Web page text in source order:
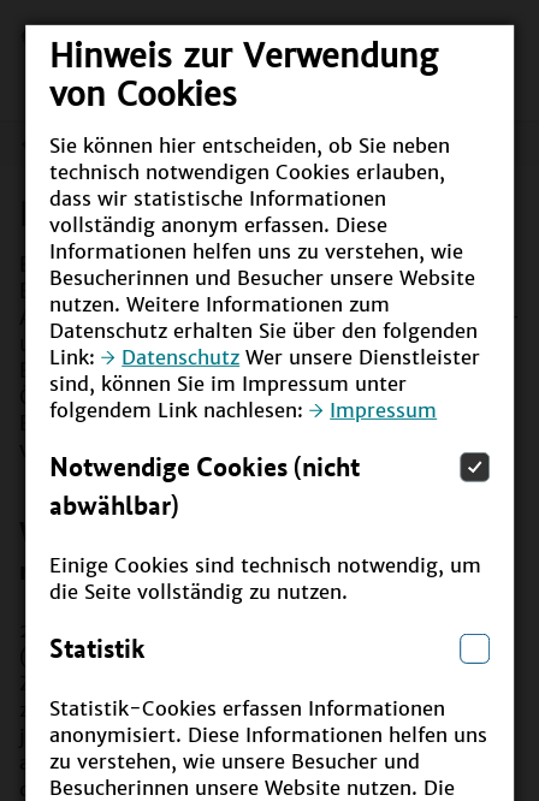
Hinweis zur Verwendung
von Cookies
Sie können hier entscheiden, ob Sie neben
technisch notwendigen Cookies erlauben,
dass wir statistische Informationen
vollständig anonym erfassen. Diese
Informationen helfen uns zu verstehen, wie
Besucherinnen und Besucher unsere Website
nutzen. Weitere Informationen zum
Datenschutz erhalten Sie über den folgenden
Link:
Datenschutz Wer unsere Dienstleister
sind, können Sie im Impressum unter
folgendem Link nachlesen:
Impressum
Notwendige Cookies (nicht
abwählbar)
Einige Cookies sind technisch notwendig, um
die Seite vollständig zu nutzen.
Statistik
Statistik-Cookies erfassen Informationen
anonymisiert. Diese Informationen helfen uns
zu verstehen, wie unsere Besucher und
Besucherinnen unsere Website nutzen. Die
Rheinland-Pfalz
Rheinland-Pfalz
BNE wird im formalen und non-formalen
Bildungsbereich seit vielen Jahren als zentrale
Aufgabe verstanden und ist in eng mit der Umwelt-
und Klimabildung, dem Globalen Lernen bzw. der
Entwicklungspolitischen Bildungsarbeit, der
Ökonomischen und Verbraucherbildung sowie der
Ernährungsbildung und Gesundheitsförderung
nachhaltige Entwicklung um?
2020 wurden die globalen Nachhaltigkeitsziele
(SDGs) in § 1 des Schulgesetzes, ein schulbezogenes
zertifizierten Schulen bis 2030 auf 350, mindestens
jedoch auf 300 steigern.") sowie ein auf
außerschulische Einrichtungen bezogenes Ziel (Zahl
der BNE-zertifizierten außerschulischen